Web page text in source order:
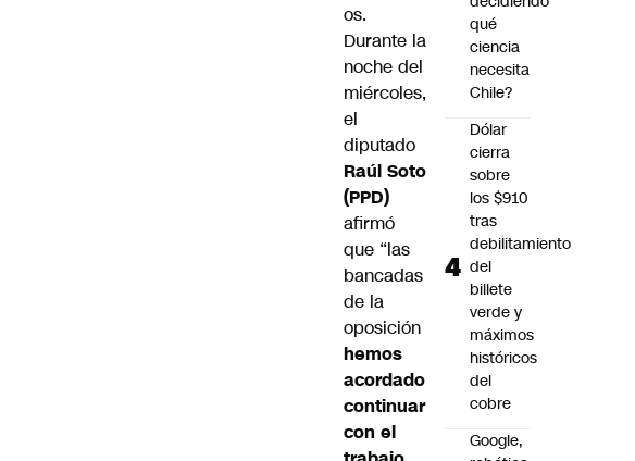
os.
Durante la
noche del
miércoles,
el
diputado
Raúl Soto
(PPD)
afirmó
que “las
bancadas
de la
oposición
hemos
acordado
continuar
con el
qué
ciencia
necesita
Chile?
Dólar
cierra
sobre
los $910
tras
debilitamiento
del
billete
verde y
máximos
históricos
del
cobre
Google,